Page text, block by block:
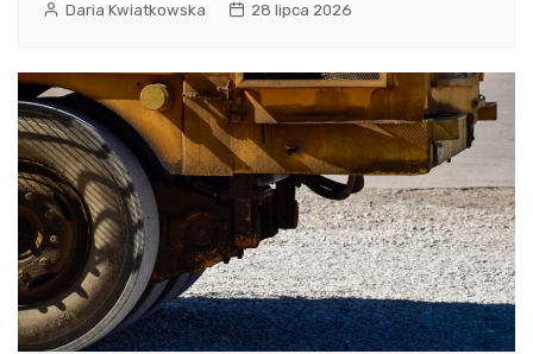
Daria Kwiatkowska 28 lipca 2026